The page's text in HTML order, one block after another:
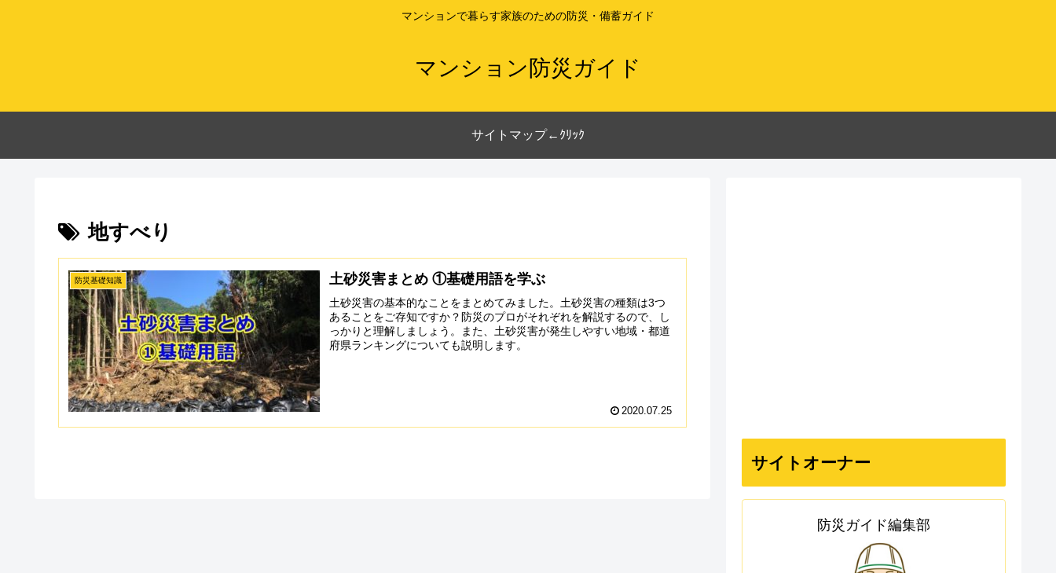
マンションで暮らす家族のための防災・備蓄ガイド
マンション防災ガイド
サイトマップ←ｸﾘｯｸ
地すべり
防災基礎知識 土砂災害まとめ ①基礎用語を学ぶ
土砂災害の基本的なことをまとめてみました。土砂災害の種類は3つ
あることをご存知ですか？防災のプロがそれぞれを解説するので、し
っかりと理解しましょう。また、土砂災害が発生しやすい地域・都道
府県ランキングについても説明します。
2020.07.25
サイトオーナー
防災ガイド編集部